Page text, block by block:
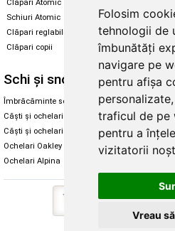
Folosim
tehnologii de
îmbunătăți
navigare pe
pentru afișa
traficul de pe
pentru a
vizitatorii
Vreau
Clăpari Atomic
Schiuri Atomic
Clăpari reglabili
Clăpari copii
Schi și snowboard
Îmbrăcăminte schi și snowboard
Căști și ochelari de iarnă
Căști și ochelari Alpina
Ochelari Oakley
Ochelari Alpina